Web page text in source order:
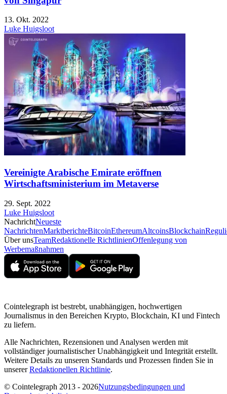
13. Okt. 2022
Luke Huigsloot
Vereinigte Arabische Emirate eröffnen
Wirtschaftsministerium im Metaverse
29. Sept. 2022
Luke Huigsloot
NachrichtNeueste
NachrichtenMarktberichteBitcoinEthereumAltcoinsBlockchain
Über unsTeamRedaktionelle RichtlinienOffenlegung von
Werbemaßnahmen
Cointelegraph ist bestrebt, unabhängigen, hochwertigen
Journalismus in den Bereichen Krypto, Blockchain, KI und Fintech
zu liefern.
Alle Nachrichten, Rezensionen und Analysen werden mit
vollständiger journalistischer Unabhängigkeit und Integrität erstellt.
Weitere Details zu unseren Standards und Prozessen finden Sie in
unsererRedaktionellen Richtlinie.
© Cointelegraph 2013 - 2026Nutzungsbedingungen und